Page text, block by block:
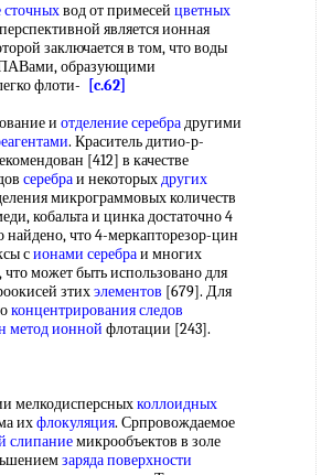
сточныхвод от примесей цветных
является ионная
заключается в том, что воды
ПАВами, образующими
флоти-
[c.62]
и отделение серебрадругими
. Краситель дитио-р-
[412] в качестве
серебраи некоторыхдругих
микрограммовых количеств
кобальта и цинка достаточно 4
найдено, что 4-меркапторезор-цин
сионами серебраи многих
что может быть использовано для
зтихэлементов [679]. Для
концентрирования следов
метод ионной флотации [243].
коллоидных
ихфлокуляция. Српровождаемое
слипаниемикрообъектов в золе
заряда поверхности